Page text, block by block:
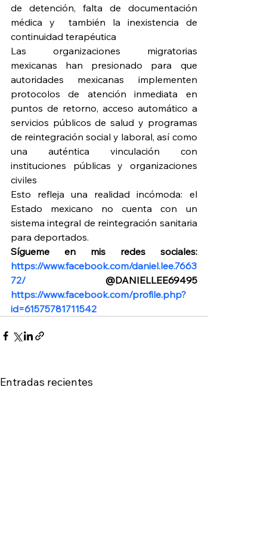
de detención, falta de documentación
médica y  también la inexistencia de
continuidad terapéutica
Las organizaciones migratorias
mexicanas han presionado para que
autoridades mexicanas implementen
protocolos de atención inmediata en
puntos de retorno, acceso automático a
servicios públicos de salud y programas
de reintegración social y laboral, así como
una auténtica vinculación con
instituciones públicas y organizaciones
civiles
Esto refleja una realidad incómoda: el
Estado mexicano no cuenta con un
sistema integral de reintegración sanitaria
para deportados.
Sígueme en mis redes sociales:
https://www.facebook.com/daniel.lee.7663
72/
@DANIELLEE69495
https://www.facebook.com/profile.php?
id=61575781711542
Entradas recientes